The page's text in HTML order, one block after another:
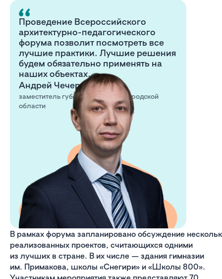
Проведение Всероссийского
архитектурно-педагогического
форума позволит посмотреть все
лучшие практики. Лучшие решения
будем обязательно применять на
наших объектах.
Андрей Чечерин
заместитель губернатора Нижегородской
области
В рамках форума запланировано обсуждение
реализованных проектов, считающихся одними
из лучших в стране. В их числе — здания гимназии
им. Примакова, школы «Снегири» и «Школы 800».